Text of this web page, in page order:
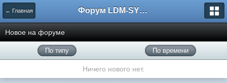
← Главная Форум LDM-SYSTEMS
Новое на форуме
По типу По времени
Ничего нового нет.